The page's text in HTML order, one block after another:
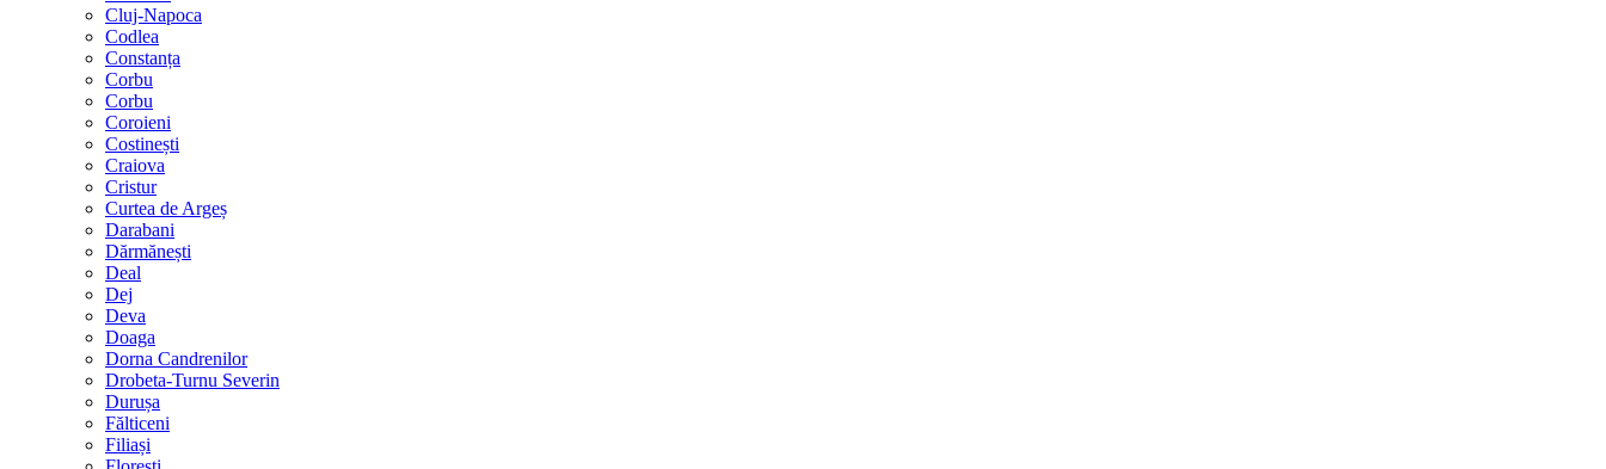
Cluj-Napoca
Codlea
Constanța
Corbu
Corbu
Coroieni
Costinești
Craiova
Cristur
Curtea de Argeș
Darabani
Dărmănești
Deal
Dej
Deva
Doaga
Dorna Candrenilor
Drobeta-Turnu Severin
Durușa
Fălticeni
Filiași